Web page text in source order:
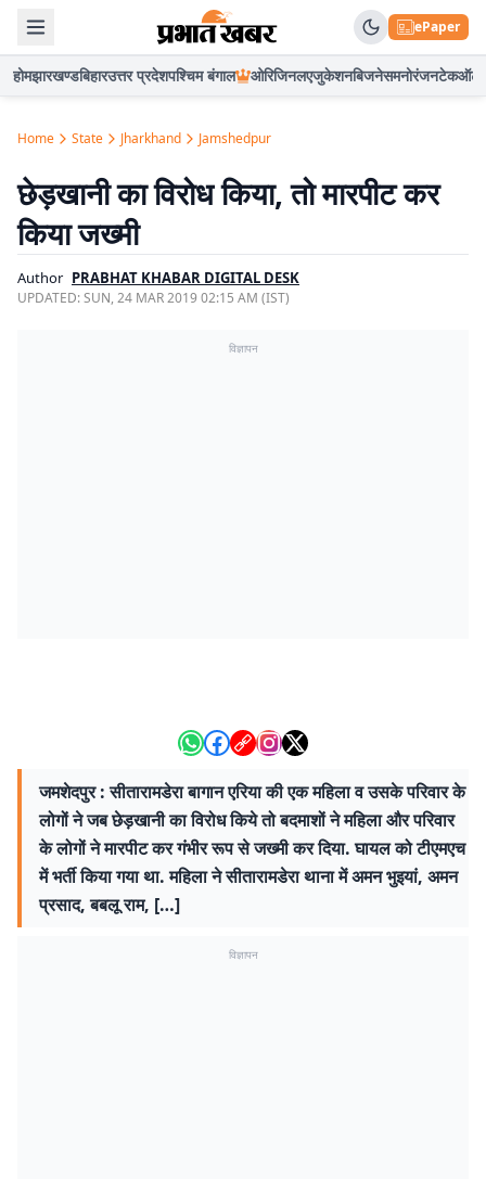
ePaper
होमझारखण्डबिहारउत्तर प्रदेशपश्चिम बंगाल ओरिजिनलएजुकेशनबिजनेसमनोरंजनटेकऑटो
Home State Jharkhand Jamshedpur
छेड़खानी का विरोध किया, तो मारपीट कर
किया जख्मी
Author PRABHAT KHABAR DIGITAL DESK
UPDATED:SUN, 24 MAR 2019 02:15 AM (IST)
विज्ञापन
जमशेदपुर : सीतारामडेरा बागान एरिया की एक महिला व उसके परिवार के
लोगों ने जब छेड़खानी का विरोध किये तो बदमाशों ने महिला और परिवार
के लोगों ने मारपीट कर गंभीर रूप से जख्मी कर दिया. घायल को टीएमएच
में भर्ती किया गया था. महिला ने सीतारामडेरा थाना में अमन भुइयां, अमन
प्रसाद, बबलू राम, […]
विज्ञापन